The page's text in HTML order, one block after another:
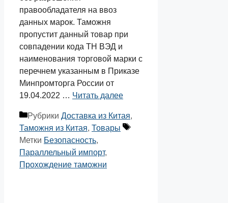
правообладателя на ввоз
данных марок. Таможня
пропустит данный товар при
совпадении кода ТН ВЭД и
наименования торговой марки с
перечнем указанным в Приказе
Минпромторга России от
19.04.2022 … Читать далее
Рубрики Доставка из Китая,
Таможня из Китая, Товары
Метки Безопасность,
Параллельный импорт,
Прохождение таможни